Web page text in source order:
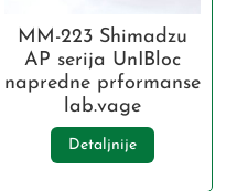
MM-223 Shimadzu
AP serija UnIBloc
napredne prformanse
lab.vage
Detaljnije